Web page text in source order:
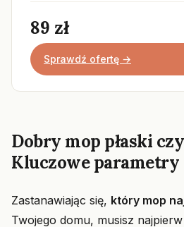
89 zł
Sprawdź ofertę →
Dobry mop płaski
Kluczowe parametry
Zastanawiając się, który mop
Twojego domu, musisz